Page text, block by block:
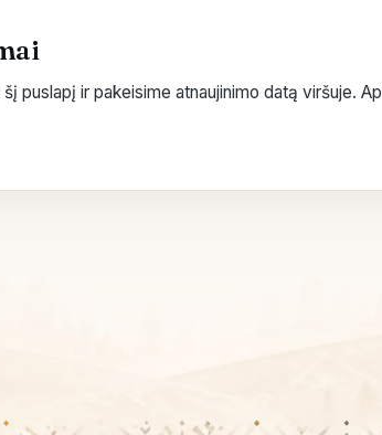
puslapį ir pakeisime atnaujinimo datą viršuje.